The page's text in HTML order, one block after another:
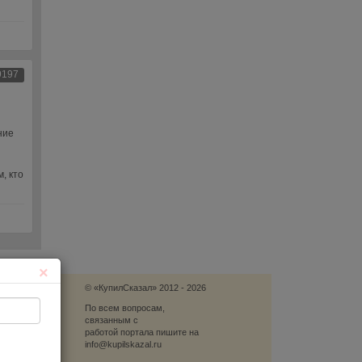
×
кто
© «КупилСказал» 2012 - 2026
По всем вопросам,
связанным с
работой портала пишите на
info@kupilskazal.ru